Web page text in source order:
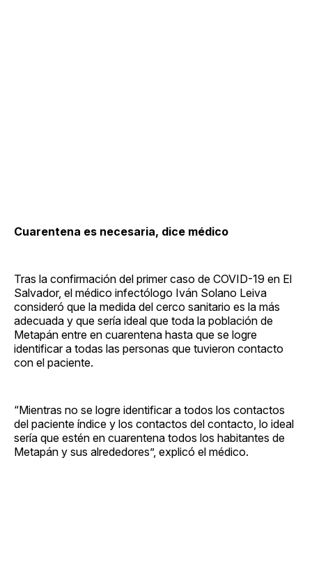
Cuarentena es necesaria, dice médico
Tras la confirmación del primer caso de COVID-19 en El
Salvador, el médico infectólogo Iván Solano Leiva
consideró que la medida del cerco sanitario es la más
adecuada y que sería ideal que toda la población de
Metapán entre en cuarentena hasta que se logre
identificar a todas las personas que tuvieron contacto
con el paciente.
“Mientras no se logre identificar a todos los contactos
del paciente índice y los contactos del contacto, lo ideal
sería que estén en cuarentena todos los habitantes de
Metapán y sus alrededores”, explicó el médico.